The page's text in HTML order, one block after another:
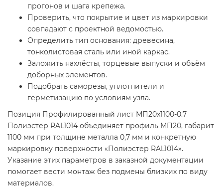
прогонов и шага крепежа.
Проверить, что покрытие и цвет из маркировки
совпадают с проектной ведомостью.
Определить тип основания: древесина,
тонколистовая сталь или иной каркас.
Заложить нахлёсты, торцевые выпуски и объём
доборных элементов.
Подобрать саморезы, уплотнители и
герметизацию по условиям узла.
Позиция Профилированный лист МП20х1100-0.7
Полиэстер RAL1014 объединяет профиль МП20, габарит
1100 мм при толщине металла 0,7 мм и конкретную
маркировку поверхности «Полиэстер RAL1014».
Указание этих параметров в заказной документации
помогает вести монтаж без подмены близких по виду
материалов.